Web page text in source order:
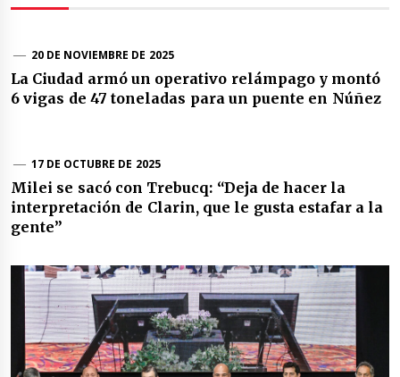
20 DE NOVIEMBRE DE 2025
La Ciudad armó un operativo relámpago y montó
6 vigas de 47 toneladas para un puente en Núñez
17 DE OCTUBRE DE 2025
Milei se sacó con Trebucq: “Deja de hacer la
interpretación de Clarin, que le gusta estafar a la
gente”